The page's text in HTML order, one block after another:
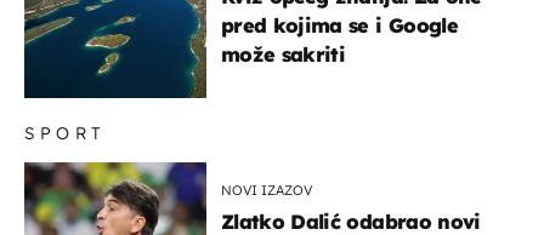
SPORT
NOVI IZAZOV
Zlatko Dalić odabrao novi
pred kojima se i Google
može sakriti